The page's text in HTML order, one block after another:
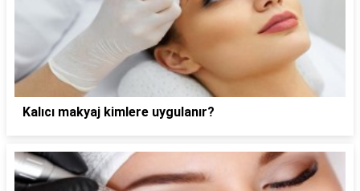
Kalıcı makyaj kimlere uygulanır?